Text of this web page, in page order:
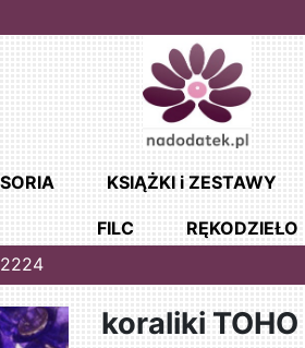
KSIĄŻKI i ZESTAWY
FILC
RĘKODZIEŁO
koraliki